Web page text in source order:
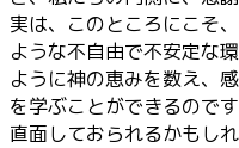
実は、このところにこそ
ような不自由で不安定な
ように神の恵みを数え、
を学ぶことができるので
直面しておられるかもし